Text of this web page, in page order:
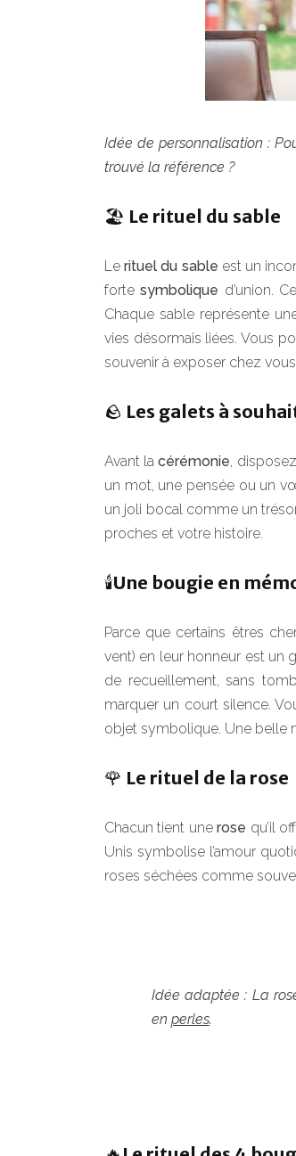
Idée de personnalisation :
trouvé la référence ?
🏖️ Le rituel du sable
Lerituel du sable est un
fortesymbolique d’union. Ce
Chaque sable représente
vies désormais liées. Vous
souvenir à exposer chez
🪨 Les galets à
Avant lacérémonie,
un mot, une pensée ou un
un joli bocal comme un
proches et votre histoire.
🕯️Une bougie en
Parce que certains êtres
vent) en leur honneur est un
de recueillement, sans
marquer un court silence.
objet symbolique. Une belle
🌹 Le rituel de la rose
Chacun tient unerose qu’il
Unis symbolise l’amour
roses séchées comme
Idée adaptée : La
en perles.